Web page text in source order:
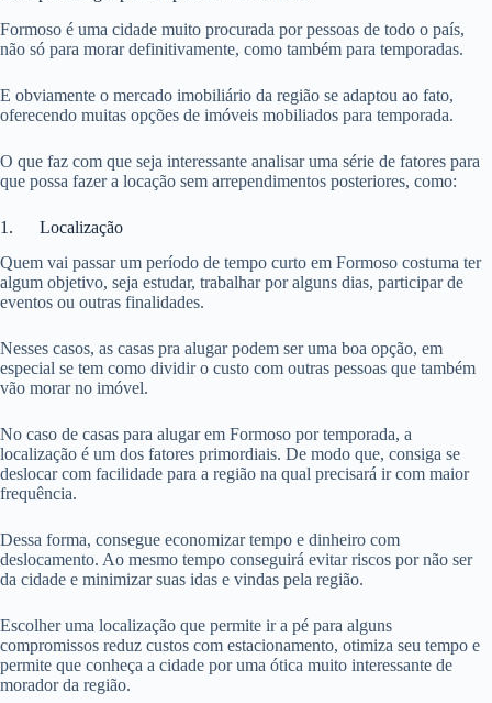
Formoso é uma cidade muito procurada por pessoas de todo o país,
não só para morar definitivamente, como também para temporadas.
E obviamente o mercado imobiliário da região se adaptou ao fato,
oferecendo muitas opções de imóveis mobiliados para temporada.
O que faz com que seja interessante analisar uma série de fatores para
que possa fazer a locação sem arrependimentos posteriores, como:
1. Localização
Quem vai passar um período de tempo curto em Formoso costuma ter
algum objetivo, seja estudar, trabalhar por alguns dias, participar de
eventos ou outras finalidades.
Nesses casos, as casas pra alugar podem ser uma boa opção, em
especial se tem como dividir o custo com outras pessoas que também
vão morar no imóvel.
No caso de casas para alugar em Formoso por temporada, a
localização é um dos fatores primordiais. De modo que, consiga se
deslocar com facilidade para a região na qual precisará ir com maior
frequência.
Dessa forma, consegue economizar tempo e dinheiro com
deslocamento. Ao mesmo tempo conseguirá evitar riscos por não ser
da cidade e minimizar suas idas e vindas pela região.
Escolher uma localização que permite ir a pé para alguns
compromissos reduz custos com estacionamento, otimiza seu tempo e
permite que conheça a cidade por uma ótica muito interessante de
morador da região.